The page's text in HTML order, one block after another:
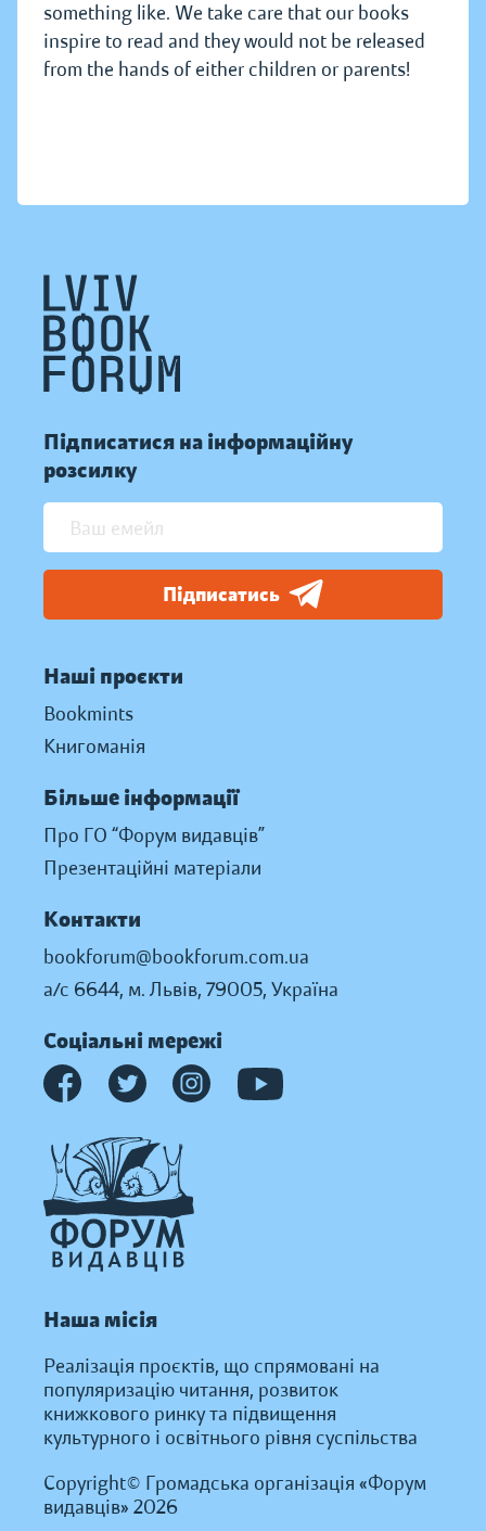
something like. We take care that our books
inspire to read and they would not be released
from the hands of either children or parents!
Підписатися на інформаційну
розсилку
Підписатись
Наші проєкти
Bookmints
Книгоманія
Більше інформації
Про ГО “Форум видавців”
Презентаційні матеріали
Контакти
bookforum@bookforum.com.ua
а/с 6644, м. Львів, 79005, Україна
Соціальні мережі
Наша місія
Реалізація проєктів, що спрямовані на
популяризацію читання, розвиток
книжкового ринку та підвищення
культурного і освітнього рівня суспільства
Copyright© Громадська організація «Форум
видавців» 2026